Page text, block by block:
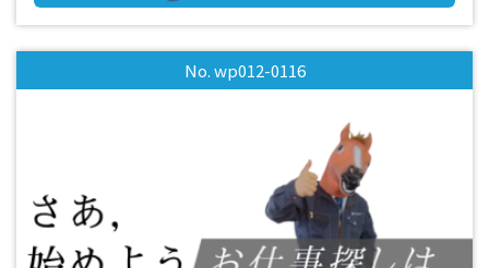
ります♪ ・週払いOK♪ ・工場見学ＯＫ！詳しくは担当者ま
で♪ ☆☆まずはお気軽にお問い合わせください(^^)/☆☆
No. wp012-0116